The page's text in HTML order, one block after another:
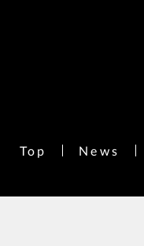
Top News